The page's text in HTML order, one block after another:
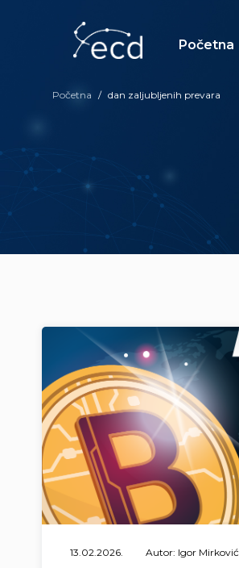
Početna
Početna / dan zaljubljenih prevara
13.02.2026. Autor: Igor Mirković